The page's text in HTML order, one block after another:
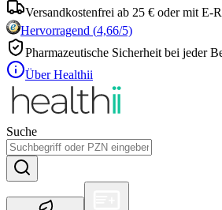
Versandkostenfrei ab 25 € oder mit E-
Hervorragend (4,66/5)
Pharmazeutische Sicherheit bei jeder
Über Healthii
Suche